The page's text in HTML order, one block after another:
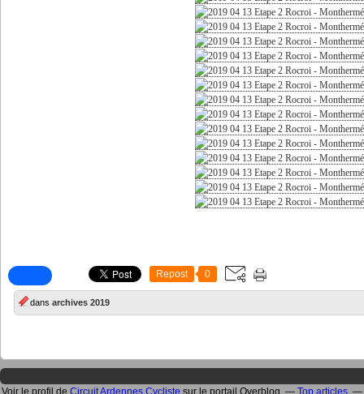
Repost 0
dans archives 2019
Voir le profil de Circuit Ardennes Cycliste sur le portail Overblog Top articles